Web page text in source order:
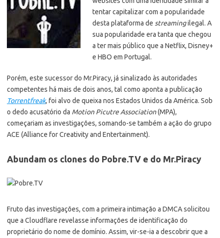
tentar capitalizar com a popularidade
desta plataforma de streamingilegal. A
sua popularidade era tanta que chegou
a ter mais público que a Netflix, Disney+
e HBO em Portugal.
Porém, este sucessor do Mr.Piracy, já sinalizado às autoridades
competentes há mais de dois anos, tal como aponta a publicação
Torrentfreak, foi alvo de queixa nos Estados Unidos da América. Sob
o dedo acusatório da Motion Picutre Association(MPA),
começariam as investigações, somando-se também a ação do grupo
ACE (Alliance for Creativity and Entertainment).
Abundam os clones do Pobre.TV e do Mr.Piracy
Fruto das investigações, com a primeira intimação a DMCA solicitou
que a Cloudflare revelasse informações de identificação do
proprietário do nome de domínio. Assim, vir-se-ia a descobrir que a